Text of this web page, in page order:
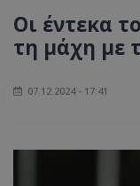
Οι έντεκα
τη μάχη με
07.12.2024 - 17:41